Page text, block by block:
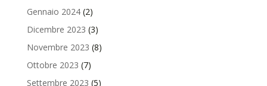
Gennaio 2024(2)
Dicembre 2023 (3)
Novembre 2023 (8)
Ottobre 2023 (7)
Settembre 2023 (5)